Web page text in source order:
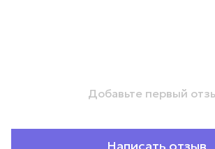
Добавьте первый
Написать отзыв